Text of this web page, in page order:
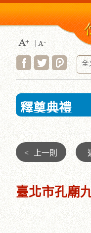
到
主
要
內
容
區
塊
:::
< 上一則
臺北市孔廟